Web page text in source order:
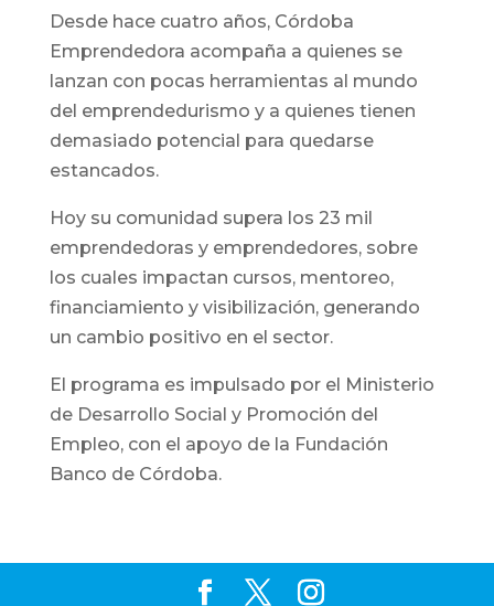
Desde hace cuatro años, Córdoba
Emprendedora acompaña a quienes se
lanzan con pocas herramientas al mundo
del emprendedurismo y a quienes tienen
demasiado potencial para quedarse
estancados.
Hoy su comunidad supera los 23 mil
emprendedoras y emprendedores, sobre
los cuales impactan cursos, mentoreo,
financiamiento y visibilización, generando
un cambio positivo en el sector.
El programa es impulsado por el Ministerio
de Desarrollo Social y Promoción del
Empleo, con el apoyo de la Fundación
Banco de Córdoba.